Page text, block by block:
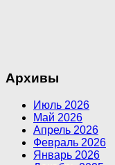
Архивы
Июль 2026
Май 2026
Апрель 2026
Февраль 2026
Январь 2026